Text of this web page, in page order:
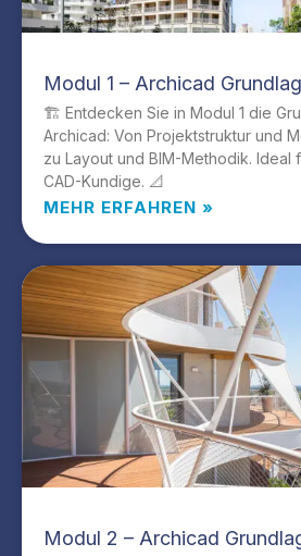
Modul 1 – Archicad
🏗️ Entdecken Sie in Modul 1 die
Archicad: Von Projektstruktur und
zu Layout und BIM-Methodik. Ideal
CAD-Kundige. 📐
MEHR ERFAHREN »
Modul 2 – Archicad